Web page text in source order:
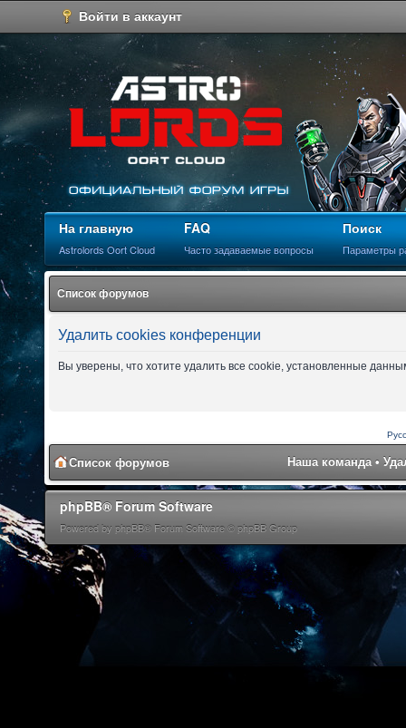
Войти в аккаунт
На главную
Astrolords Oort Cloud
FAQ
Часто задаваемые вопросы
Поиск
Параметры
Список форумов
Удалить cookies конференции
Вы уверены, что хотите удалить все cookie, установленные
Список форумов Наша команда•
phpBB® Forum Software
Powered by phpBB® Forum Software © phpBB Group